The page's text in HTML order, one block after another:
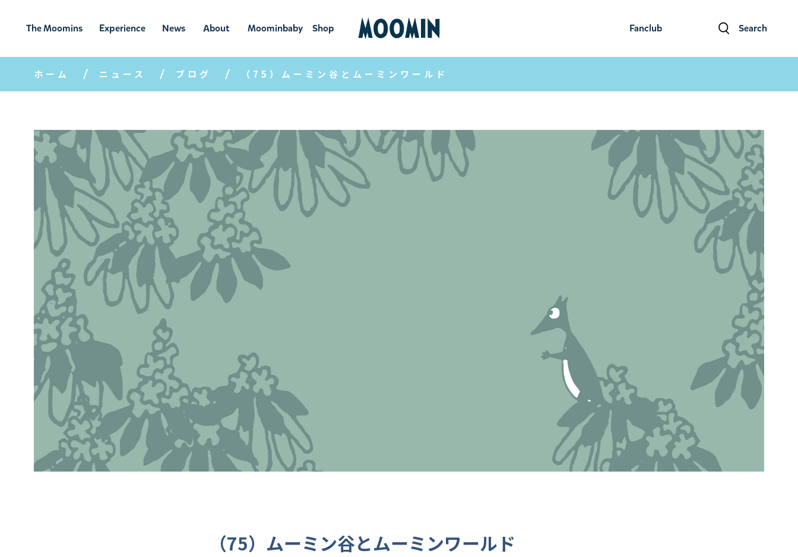
Fanclub Search
The Moomins
ムーミンの
世界
Experience
ムーミンの世
界を楽しむ
News
ニュ
ース
About
ムーミン
について
Moominbaby
ムーミンベ
ビー
Shop
ショ
ップ
ホーム ニュース ブログ （75）ムーミン谷とムーミンワールド
（75）ムーミン谷とムーミンワールド